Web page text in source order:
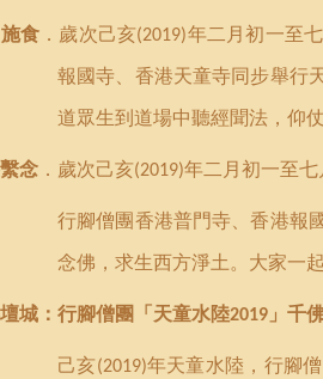
食 ．歲次己亥(2019)年二月初一至
報國寺、香港天童寺同步舉行
道眾生到道場中聽經聞法，仰
念 ．歲次己亥(2019)年二月初一至
行腳僧團香港普門寺、香港報
念佛，求生西方淨土。大家一
城：行腳僧團 「天童水陸2019 」 千
己亥(2019)年天童水陸，行腳